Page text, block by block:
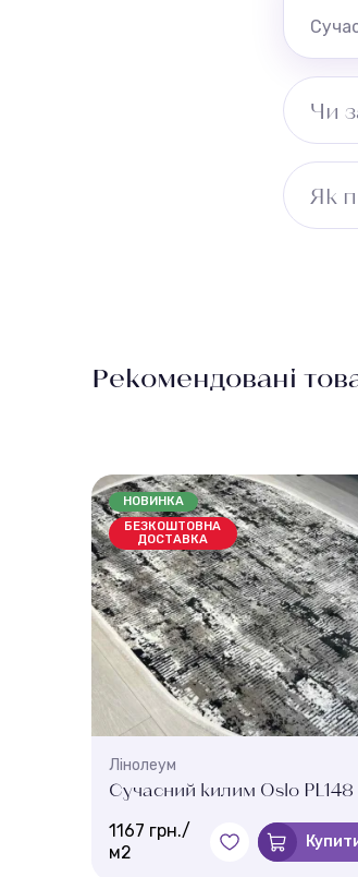
Чи
Як
Рекомендовані
НОВИНКА
БЕЗКОШТОВНА
ДОСТАВКА
Лінолеум
Сучасний килим Oslo PL148
1167 грн./
м2